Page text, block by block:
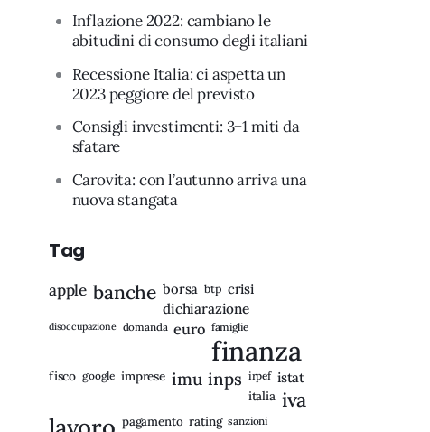
Inflazione 2022: cambiano le
abitudini di consumo degli italiani
Recessione Italia: ci aspetta un
2023 peggiore del previsto
Consigli investimenti: 3+1 miti da
sfatare
Carovita: con l’autunno arriva una
nuova stangata
Tag
apple banche borsa btp crisi
dichiarazione
disoccupazione domanda euro famiglie
finanza
fisco google imprese imu inps irpef istat
italia iva
pagamento rating sanzioni